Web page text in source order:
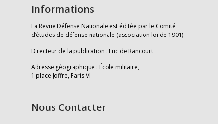
Informations
La Revue Défense Nationale est éditée par le Comité
d’études de défense nationale (association loi de 1901)
Directeur de la publication : Luc de Rancourt
Adresse géographique : École militaire,
1 place Joffre, Paris VII
Nous Contacter